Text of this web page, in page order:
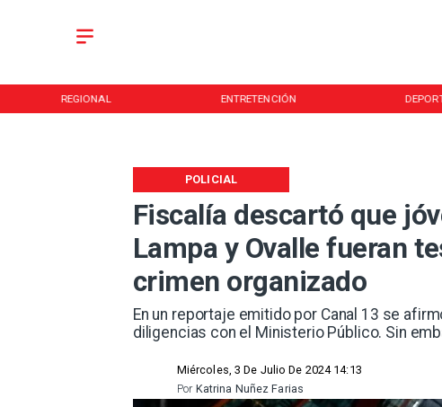
REGIONAL ENTRETENCIÓN
Fiscalía descartó que
Lampa y Ovalle fueran
crimen organizado
En un reportaje emitido por Canal 13 se
diligencias con el Ministerio Público. Sin
POLICIAL
Miércoles, 3 De Julio De 2024 14:13
Katrina Nuñez Farias
Por